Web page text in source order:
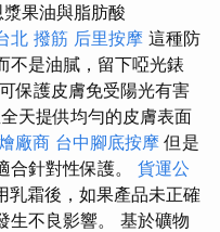
果油與脂肪酸
北 撥筋 后里按摩 這種防
不是油膩，留下啞光錶
保護皮膚免受陽光有害
天提供均勻的皮膚表面
廠商 台中腳底按摩 但是
合針對性保護。 貨運公
乳霜後，如果產品未正確
生不良影響。 基於礦物